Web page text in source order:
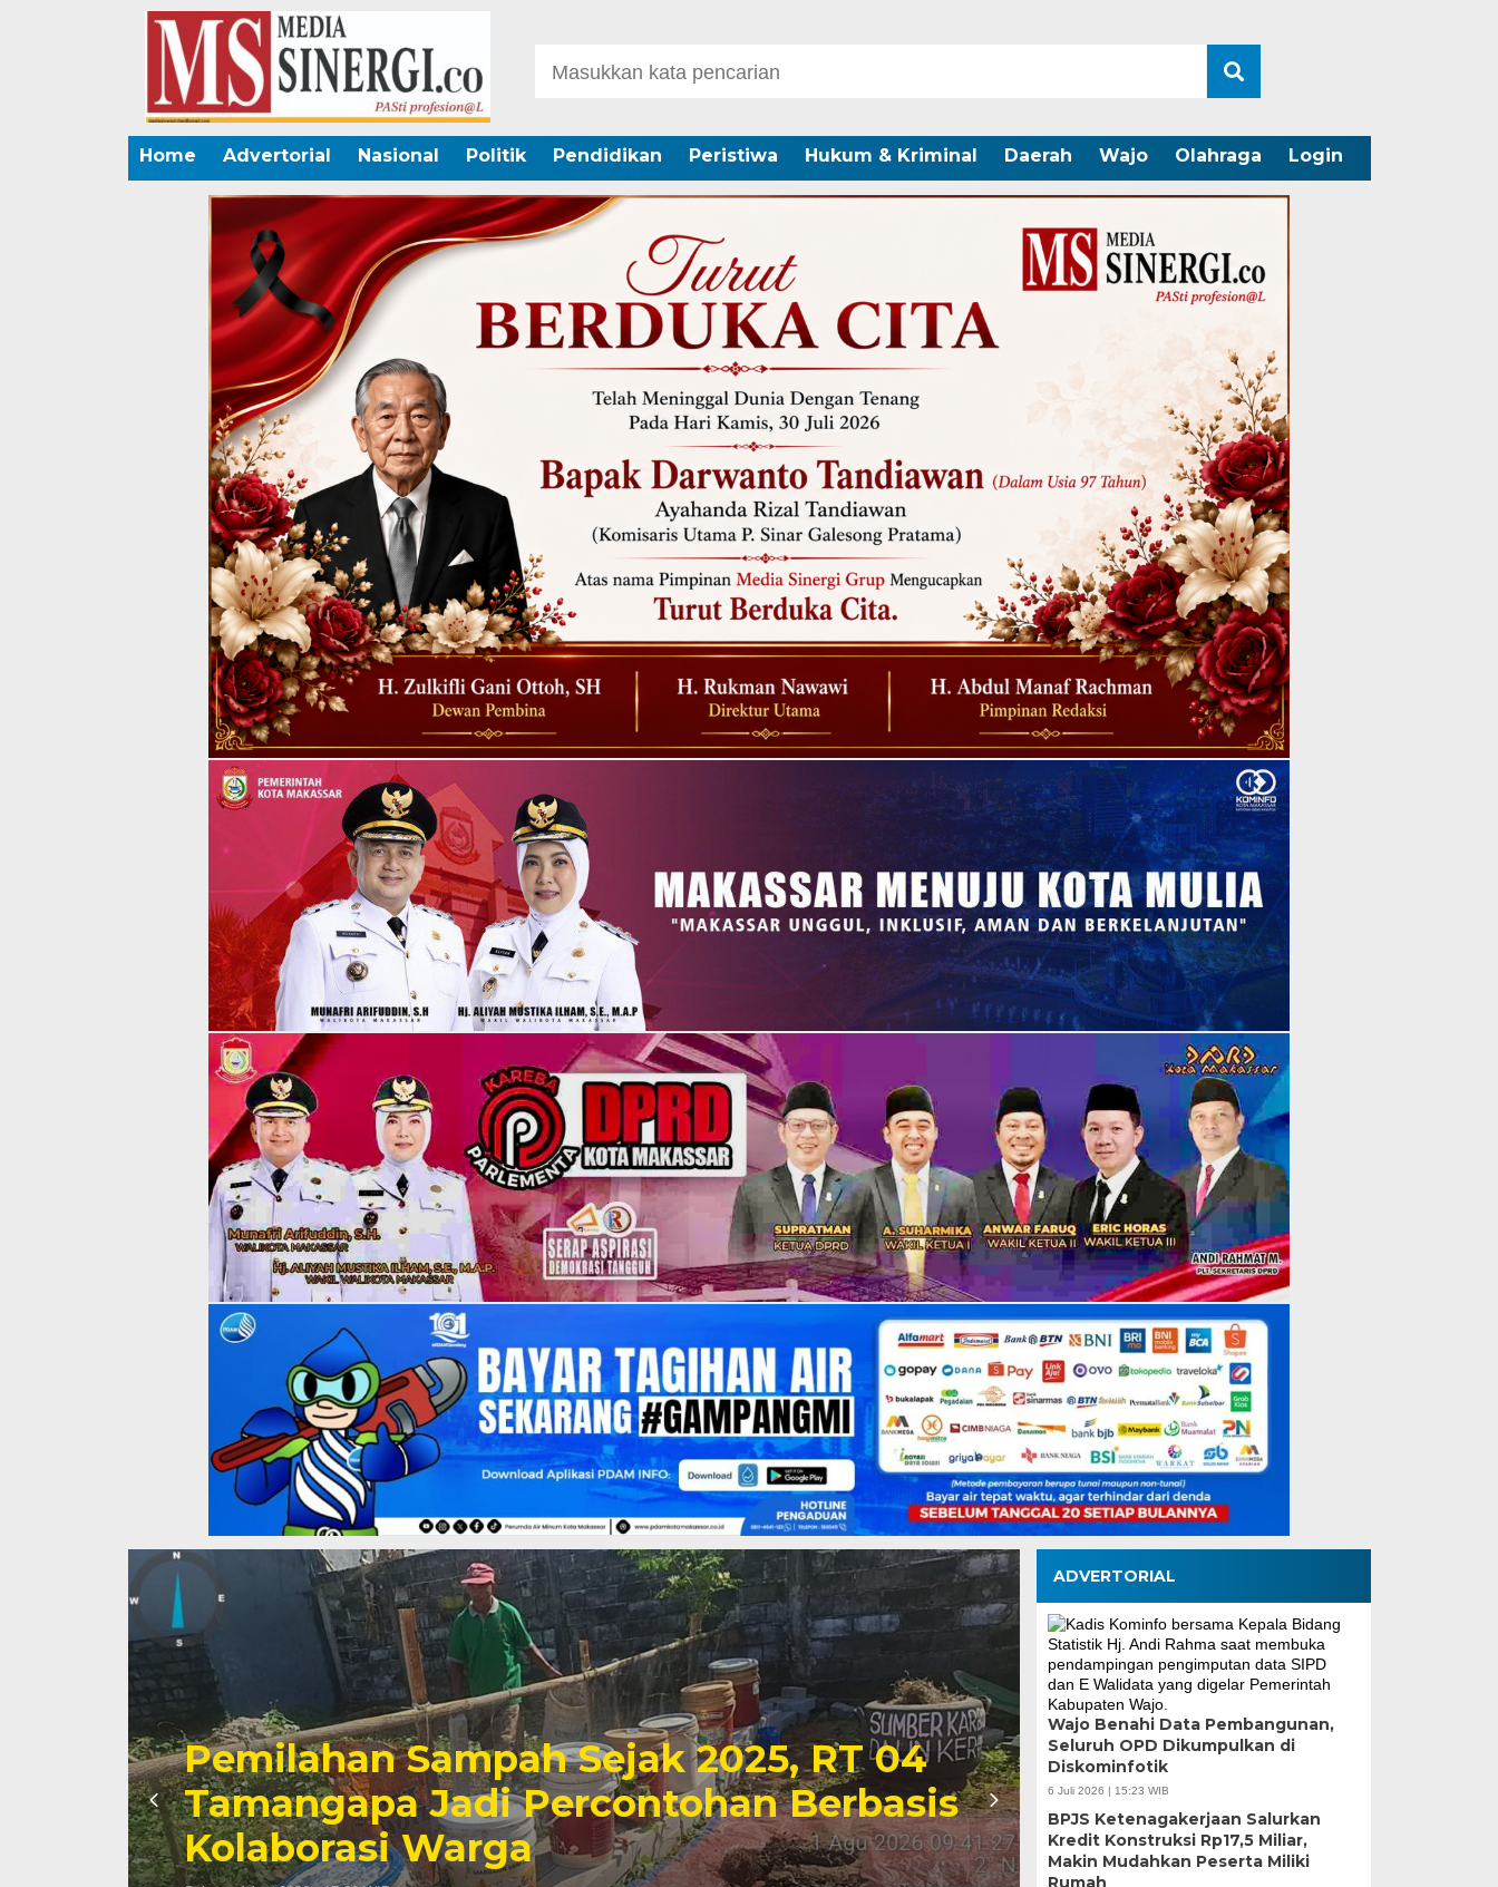
Home Advertorial Nasional Politik Pendidikan Peristiwa Hukum & Kriminal Daerah Wajo Olahraga Login
Anggota DPR RI: Program Pemilahan
Sampah Makassar Langkah Strategis
Menuju Ekonomi Sirkular
Pilah Sampah
Kota Makassar
ADVERTORIAL
Wajo Benahi Data Pembangunan,
Seluruh OPD Dikumpulkan di
Diskominfotik
6 Juli 2026 | 15:23 WIB
BPJS Ketenagakerjaan Salurkan
Kredit Konstruksi Rp17,5 Miliar,
Makin Mudahkan Peserta Miliki
Rumah